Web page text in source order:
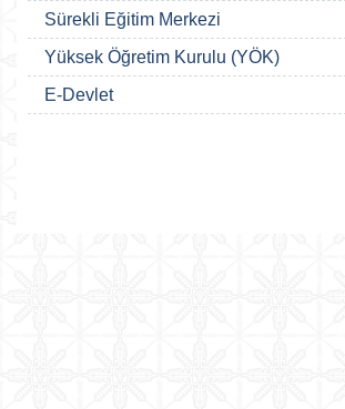
Sürekli Eğitim Merkezi
Yüksek Öğretim Kurulu (YÖK)
E-Devlet